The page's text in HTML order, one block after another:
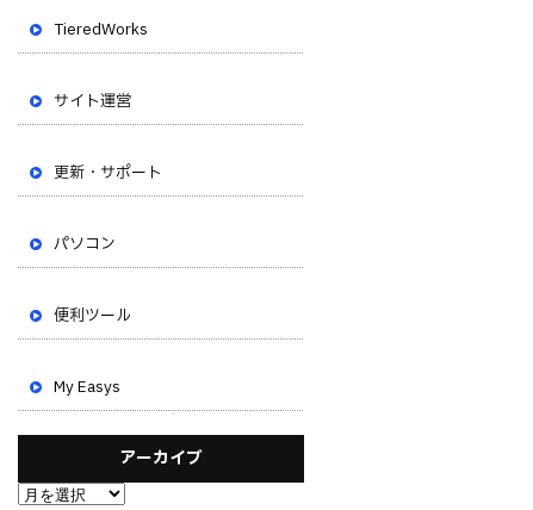
TieredWorks
サイト運営
更新・サポート
パソコン
便利ツール
My Easys
アーカイブ